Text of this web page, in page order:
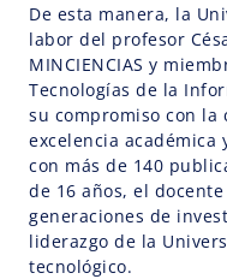
De esta manera, la
labor del profesor
MINCIENCIAS y
Tecnologías de la
su compromiso con
excelencia
con más de 140
de 16 años, el
generaciones de
liderazgo de la
tecnológico.